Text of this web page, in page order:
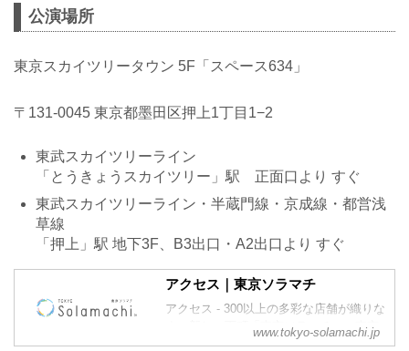
公演場所
東京スカイツリータウン 5F「スペース634」
〒131-0045 東京都墨田区押上1丁目1−2
東武スカイツリーライン
「とうきょうスカイツリー」駅 正面口より すぐ
東武スカイツリーライン・半蔵門線・京成線・都営浅
草線
「押上」駅 地下3F、B3出口・A2出口より すぐ
アクセス｜東京ソラマチ
アクセス - 300以上の多彩な店舗が織りな
す、新しい下町「東京ソラマチ」。東京
スカイツリーとともに都心と東武沿線、
www.tokyo-solamachi.jp